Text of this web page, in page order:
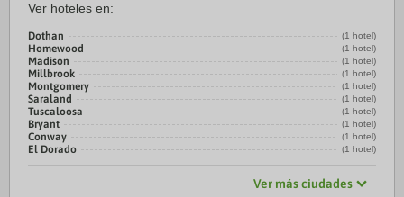
Ver hoteles en:
Dothan (1 hotel)
Homewood (1 hotel)
Madison (1 hotel)
Millbrook (1 hotel)
Montgomery (1 hotel)
Saraland (1 hotel)
Tuscaloosa (1 hotel)
Bryant (1 hotel)
Conway (1 hotel)
El Dorado (1 hotel)
Ver más ciudades